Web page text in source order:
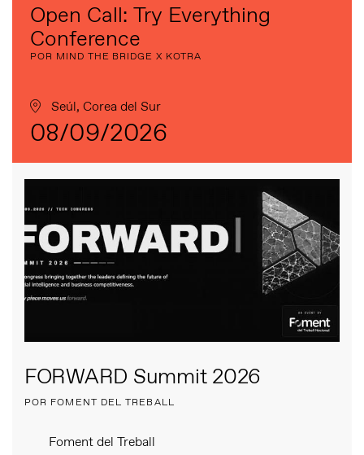
Open Call: Try Everything
Conference
POR MIND THE BRIDGE X KOTRA
Seúl, Corea del Sur
08/09/2026
FORWARD Summit 2026
POR FOMENT DEL TREBALL
Foment del Treball